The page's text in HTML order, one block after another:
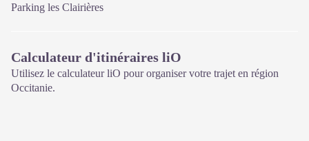
Parking les Clairières
Calculateur d'itinéraires liO
Utilisez le calculateur liO pour organiser votre trajet en région
Occitanie.